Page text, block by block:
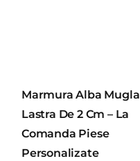
Marmura Alba Mugla
Lastra De 2 Cm – La
Comanda Piese
Personalizate